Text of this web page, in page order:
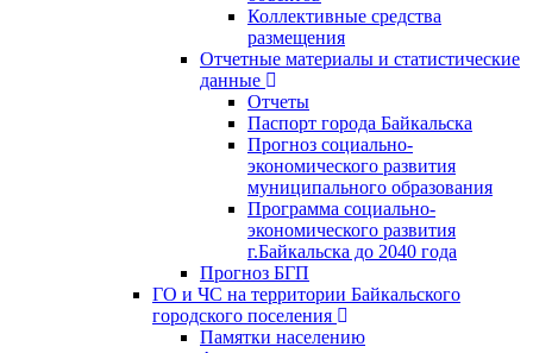
Коллективные средства
размещения
Отчетные материалы и статистические
данные
Отчеты
Паспорт города Байкальска
Прогноз социально-
экономического развития
муниципального образования
Программа социально-
экономического развития
г.Байкальска до 2040 года
Прогноз БГП
ГО и ЧС на территории Байкальского
городского поселения
Памятки населению